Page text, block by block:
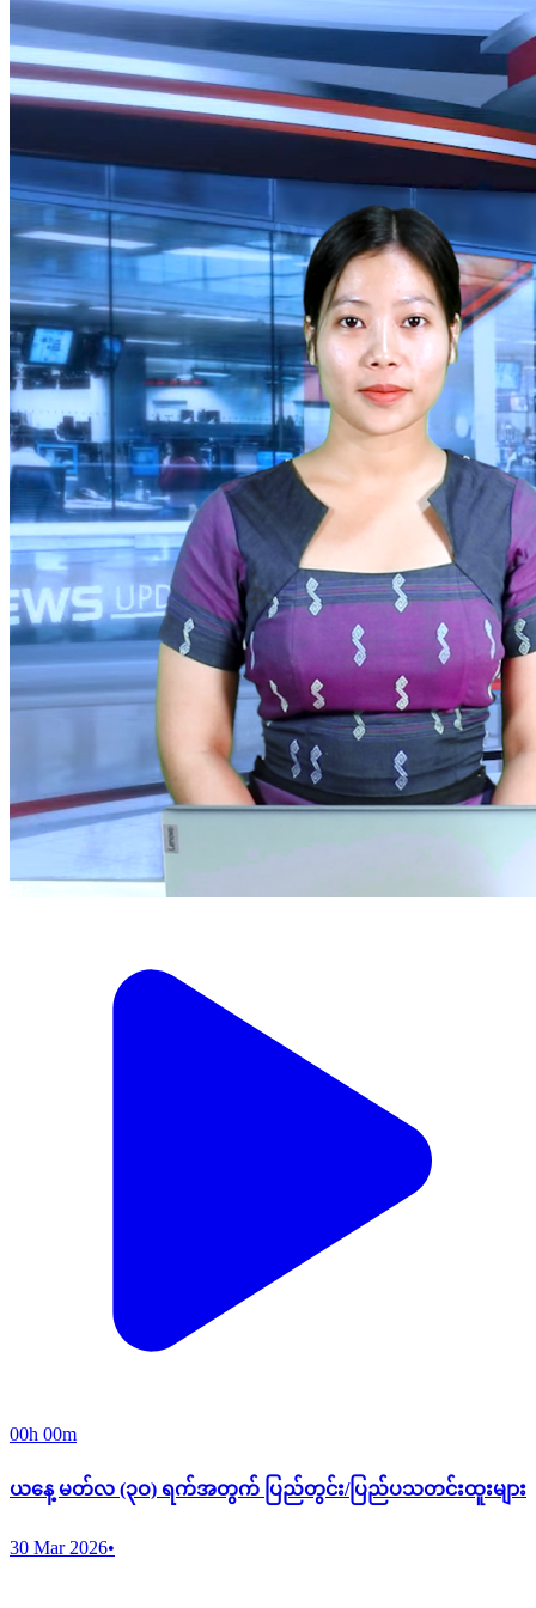
00h 00m
ယနေ့ မတ်လ (၃ဝ) ရက်အတွက် ပြည်တွင်း/ပြည်ပသတင်းထူးများ
30 Mar 2026•